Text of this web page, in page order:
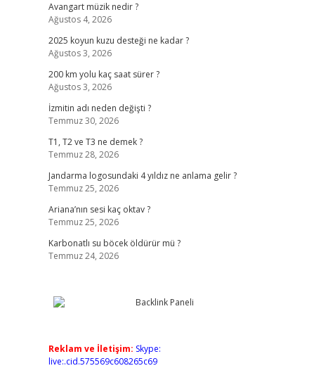
Avangart müzik nedir ?
Ağustos 4, 2026
2025 koyun kuzu desteği ne kadar ?
Ağustos 3, 2026
200 km yolu kaç saat sürer ?
Ağustos 3, 2026
İzmitin adı neden değişti ?
Temmuz 30, 2026
T1, T2 ve T3 ne demek ?
Temmuz 28, 2026
Jandarma logosundaki 4 yıldız ne anlama gelir ?
Temmuz 25, 2026
Ariana’nın sesi kaç oktav ?
Temmuz 25, 2026
Karbonatlı su böcek öldürür mü ?
Temmuz 24, 2026
Reklam ve İletişim: Skype:
live:.cid.575569c608265c69